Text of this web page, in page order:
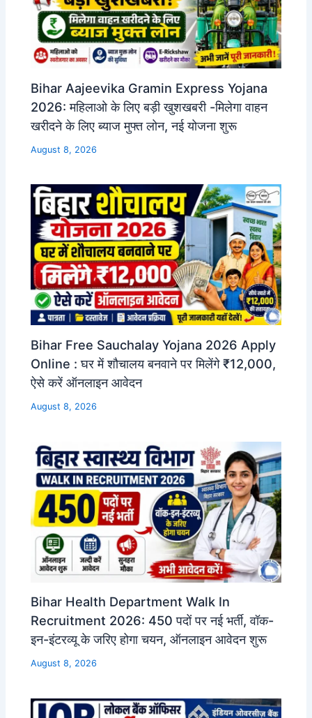
Bihar Aajeevika Gramin Express Yojana
2026: महिलाओ के लिए बड़ी खुशखबरी -मिलेगा वाहन
खरीदने के लिए ब्याज मुफ्त लोन, नई योजना शुरू
August 8, 2026
Bihar Free Sauchalay Yojana 2026 Apply
Online : घर में शौचालय बनवाने पर मिलेंगे ₹12,000,
ऐसे करें ऑनलाइन आवेदन
August 8, 2026
Bihar Health Department Walk In
Recruitment 2026: 450 पदों पर नई भर्ती, वॉक-
इन-इंटरव्यू के जरिए होगा चयन, ऑनलाइन आवेदन शुरू
August 8, 2026